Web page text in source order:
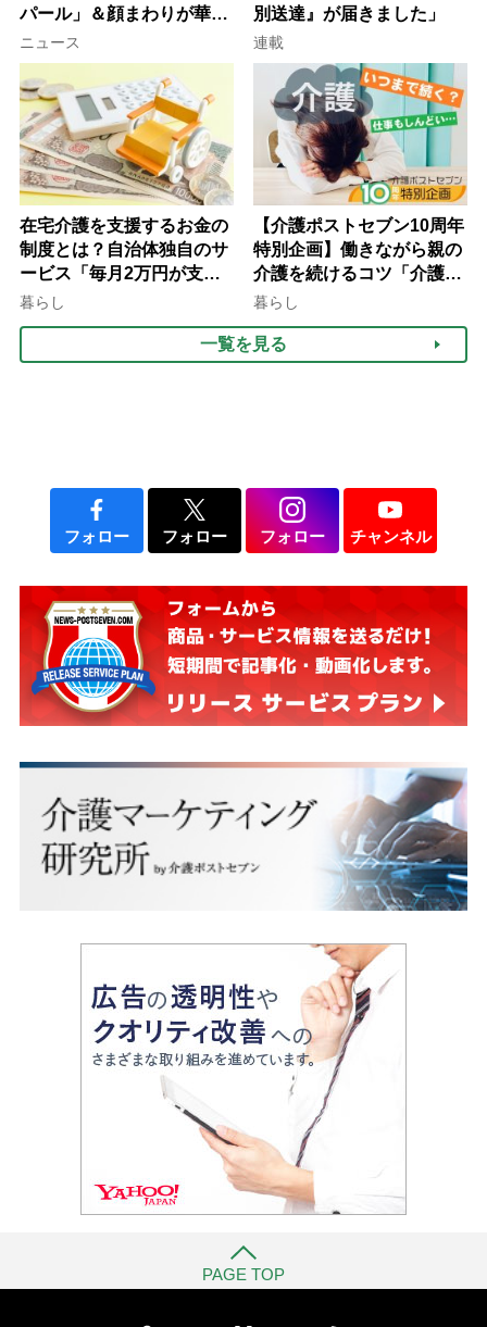
パール」＆顔まわりが華や
ぐ「揺れる一粒」の使い分
け方
ニュース
別送達』が届きました」
連載
在宅介護を支援するお金の
制度とは？自治体独自のサ
ービス「毎月2万円が支給
される」ケースも【FP解
暮らし
【介護ポストセブン10周年
特別企画】働きながら親の
介護を続けるコツ「介護は
10年以上続くことも…3つ
みよう」【社会福祉士解
説】
暮らし
一覧を見る
フォロー フォロー フォロー チャンネル
PAGE TOP